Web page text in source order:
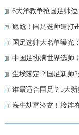
6大洋教争抢国足帅
尴尬！国足选帅遭打
国足选帅大名单曝光
中国足协满世界选帅
尘埃落定？国足新帅
谁最适合国足？5大
海牛劫富济贫！接连